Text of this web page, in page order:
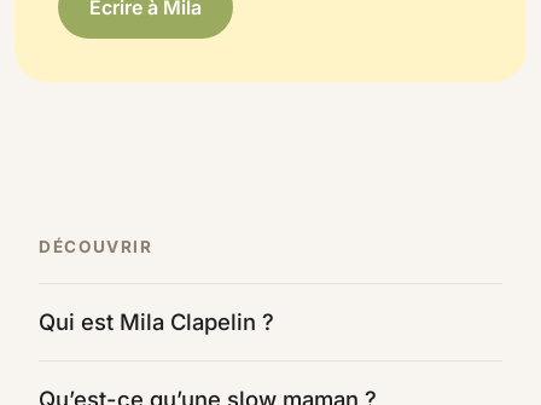
Écrire à Mila
DÉCOUVRIR
Qui est Mila Clapelin ?
Qu’est-ce qu’une slow maman ?